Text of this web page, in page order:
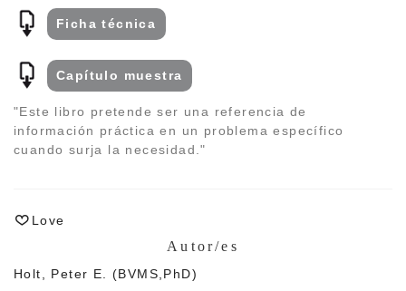
Ficha técnica
Capí­tulo muestra
"Este libro pretende ser una referencia de
información práctica en un problema especí­fico
cuando surja la necesidad."
Love
Autor/es
Holt, Peter E. (BVMS,PhD)